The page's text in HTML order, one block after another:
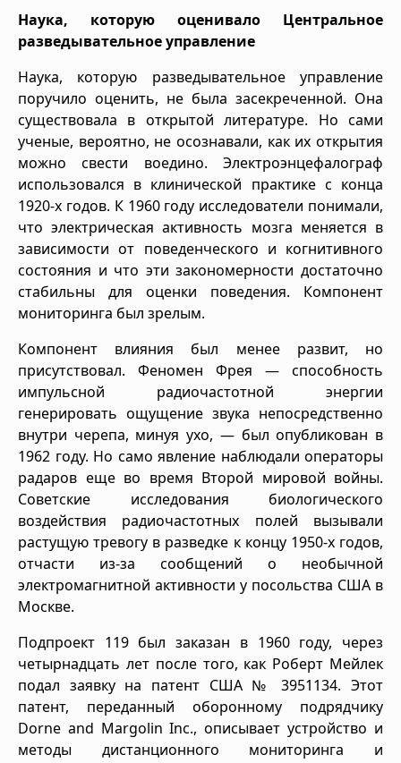
Наука, которую оценивало Центральное
разведывательное управление
Наука, которую разведывательное управление
поручило оценить, не была засекреченной. Она
существовала в открытой литературе. Но сами
ученые, вероятно, не осознавали, как их открытия
можно свести воедино. Электроэнцефалограф
использовался в клинической практике с конца
1920-х годов. К 1960 году исследователи понимали,
что электрическая активность мозга меняется в
зависимости от поведенческого и когнитивного
состояния и что эти закономерности достаточно
стабильны для оценки поведения. Компонент
мониторинга был зрелым.
Компонент влияния был менее развит, но
присутствовал. Феномен Фрея — способность
импульсной радиочастотной энергии
генерировать ощущение звука непосредственно
внутри черепа, минуя ухо, — был опубликован в
1962 году. Но само явление наблюдали операторы
радаров еще во время Второй мировой войны.
Советские исследования биологического
воздействия радиочастотных полей вызывали
растущую тревогу в разведке к концу 1950-х годов,
отчасти из-за сообщений о необычной
электромагнитной активности у посольства США в
Москве.
Подпроект 119 был заказан в 1960 году, через
четырнадцать лет после того, как Роберт Мейлек
подал заявку на патент США № 3951134. Этот
патент, переданный оборонному подрядчику
Dorne and Margolin Inc., описывает устройство и
методы дистанционного мониторинга и